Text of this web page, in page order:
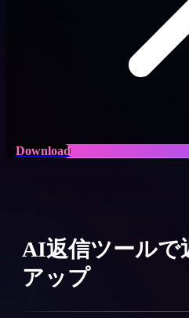
Download
AI返信ツールで
アップ